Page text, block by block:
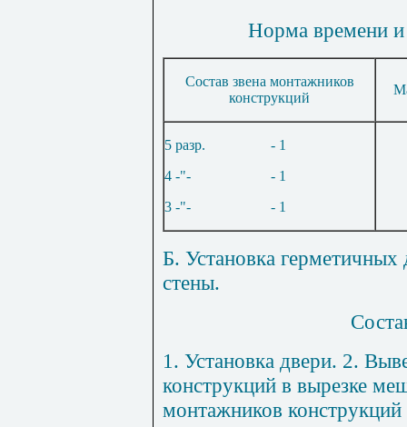
Норма времени и
Состав звена монтажников
конструкций
5 разр.
- 1
4 -"-
- 1
3 -"-
- 1
Б. Установка
стены.
1 . Установка двери. 2.
конструкций в вырезке
монтажников конструкций